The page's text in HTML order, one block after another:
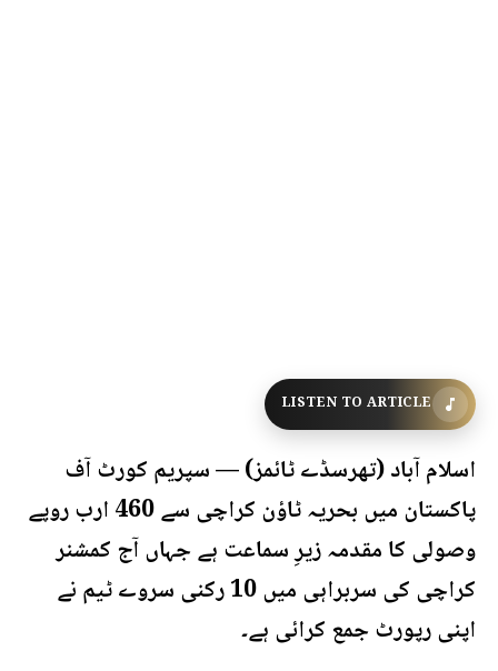
LISTEN TO ARTICLE
اسلام آباد (تھرسڈے ٹائمز) —سپریم کورٹ آف
پاکستان میں بحریہ ٹاؤن کراچی سے 460 ارب روپے
وصولی کا مقدمہ زیرِ سماعت ہے جہاں آج کمشنر
کراچی کی سربراہی میں 10 رکنی سروے ٹیم نے
اپنی رپورٹ جمع کرائی ہے۔